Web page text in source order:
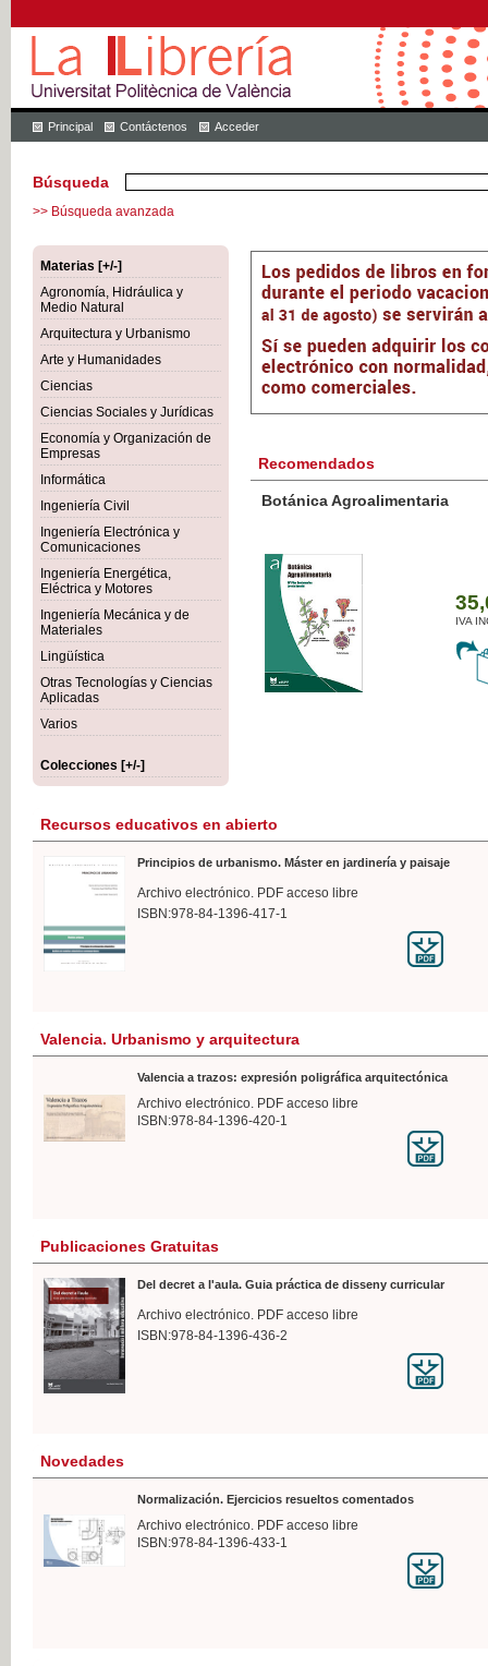
Principal Contáctenos Acceder
Búsqueda
>> Búsqueda avanzada
Materias [+/-]
Agronomía, Hidráulica y
Medio Natural
Arquitectura y Urbanismo
Arte y Humanidades
Ciencias
Ciencias Sociales y Jurídicas
Economía y Organización de
Empresas
Informática
Ingeniería Civil
Ingeniería Electrónica y
Comunicaciones
Ingeniería Energética,
Eléctrica y Motores
Ingeniería Mecánica y de
Materiales
Lingüística
Otras Tecnologías y Ciencias
Aplicadas
Varios
Colecciones [+/-]
Recomendados
Botánica Agroalimentaria
IVA
Recursos educativos en abierto
Principios de urbanismo. Máster en jardinería y paisaje
Archivo electrónico. PDF acceso libre
ISBN:978-84-1396-417-1
Valencia. Urbanismo y arquitectura
Valencia a trazos: expresión poligráfica arquitectónica
Archivo electrónico. PDF acceso libre
ISBN:978-84-1396-420-1
Publicaciones Gratuitas
Del decret a l'aula. Guia práctica de disseny curricular
Archivo electrónico. PDF acceso libre
ISBN:978-84-1396-436-2
Novedades
Normalización. Ejercicios resueltos comentados
Archivo electrónico. PDF acceso libre
ISBN:978-84-1396-433-1